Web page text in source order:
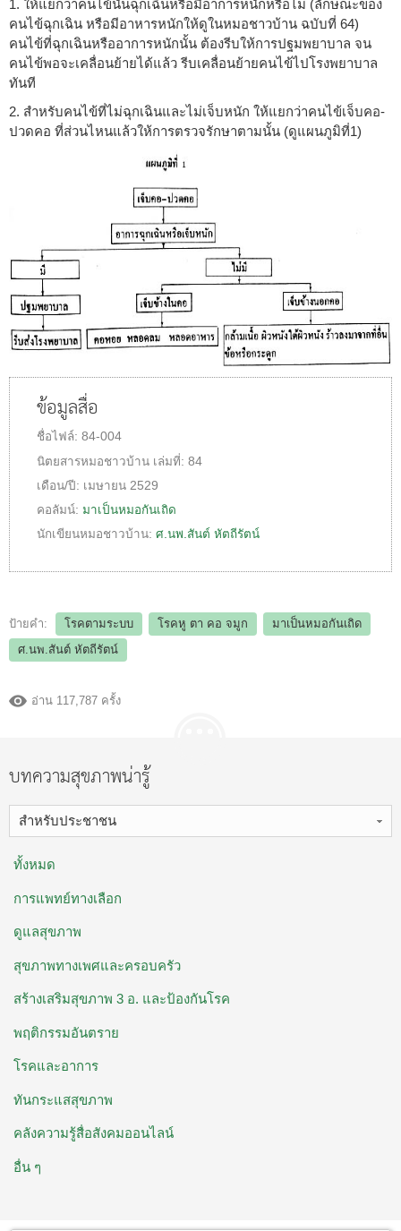
1. ให้แยกว่าคนไข้นั้นฉุกเฉินหรือมีอาการหนักหรือไม่ (ลักษณะของ
คนไข้ฉุกเฉิน หรือมีอาหารหนักให้ดูในหมอชาวบ้าน ฉบับที่ 64)
คนไข้ที่ฉุกเฉินหรืออาการหนักนั้น ต้องรีบให้การปฐมพยาบาล จน
คนไข้พอจะเคลื่อนย้ายได้แล้ว รีบเคลื่อนย้ายคนไข้ไปโรงพยาบาล
ทันที
2. สำหรับคนไข้ที่ไม่ฉุกเฉินและไม่เจ็บหนัก ให้แยกว่าคนไข้เจ็บคอ-
ปวดคอ ที่ส่วนไหนแล้วให้การตรวจรักษาตามนั้น (ดูแผนภูมิที่1)
ข้อมูลสื่อ
ชื่อไฟล์: 84-004
นิตยสารหมอชาวบ้าน เล่มที่: 84
เดือน/ปี: เมษายน 2529
คอลัมน์: มาเป็นหมอกันเถิด
นักเขียนหมอชาวบ้าน: ศ.นพ.สันต์ หัตถีรัตน์
ป้ายคำ: โรคตามระบบ โรคหู ตา คอ จมูก
มาเป็นหมอกันเถิด
ศ.นพ.สันต์ หัตถีรัตน์
อ่าน 117,787 ครั้ง
บทความสุขภาพน่ารู้
สำหรับประชาชน
ทั้งหมด
การแพทย์ทางเลือก
ดูแลสุขภาพ
สุขภาพทางเพศและครอบครัว
สร้างเสริมสุขภาพ 3 อ. ​และป้องกันโรค
พฤติกรรมอันตราย
โรคและอาการ
ทันกระแสสุขภาพ
คลังความรู้สื่อสังคมออนไลน์
อื่น ๆ